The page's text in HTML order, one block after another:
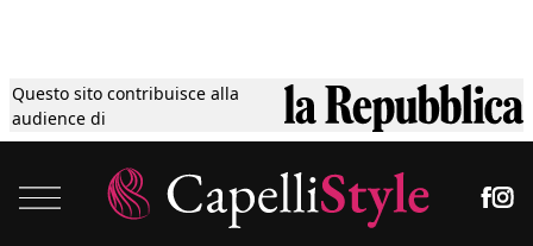
Questo sito contribuisce alla
audience di
Tagli
Colori